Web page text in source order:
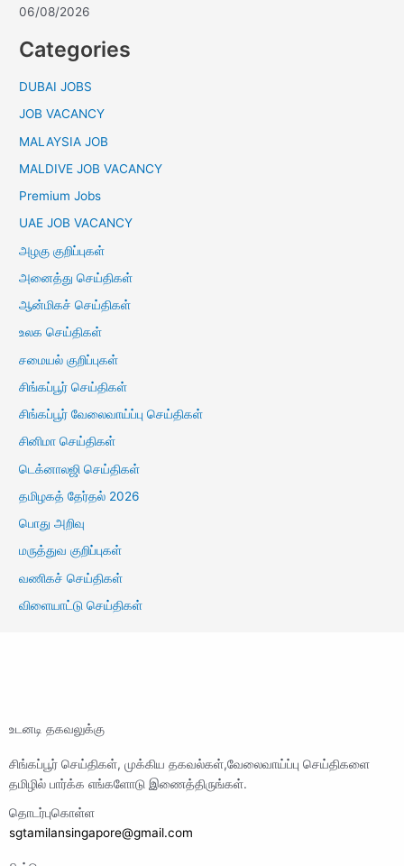
06/08/2026
Categories
DUBAI JOBS
JOB VACANCY
MALAYSIA JOB
MALDIVE JOB VACANCY
Premium Jobs
UAE JOB VACANCY
அழகு குறிப்புகள்
அனைத்து செய்திகள்
ஆன்மிகச் செய்திகள்
உலக செய்திகள்
சமையல் குறிப்புகள்
சிங்கப்பூர் செய்திகள்
சிங்கப்பூர் வேலைவாய்ப்பு செய்திகள்
சினிமா செய்திகள்
டெக்னாலஜி செய்திகள்
தமிழகத் தேர்தல் 2026
பொது அறிவு
மருத்துவ குறிப்புகள்
வணிகச் செய்திகள்
விளையாட்டு செய்திகள்
உடனடி தகவலுக்கு
சிங்கப்பூர் செய்திகள், முக்கிய தகவல்கள்,வேலைவாய்ப்பு செய்திகளை
தமிழில் பார்க்க எங்களோடு இணைத்திருங்கள்.
தொடர்புகொள்ள
sgtamilansingapore@gmail.com